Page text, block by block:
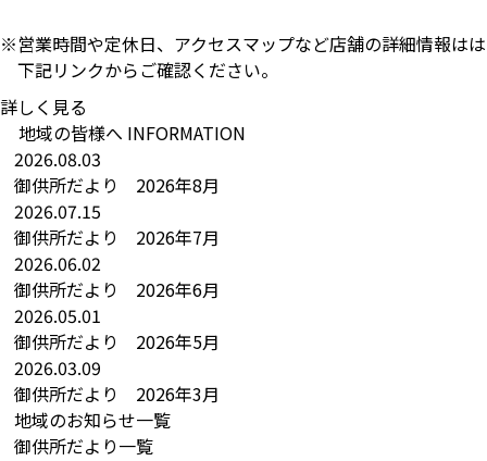
営業時間や定休日、アクセスマップなど店舗の詳細情報はは
下記リンクからご確認ください。
詳しく見る
地域の皆様へ INFORMATION
2026.08.03
御供所だより 2026年8月
2026.07.15
御供所だより 2026年7月
2026.06.02
御供所だより 2026年6月
2026.05.01
御供所だより 2026年5月
2026.03.09
御供所だより 2026年3月
地域のお知らせ一覧
御供所だより一覧